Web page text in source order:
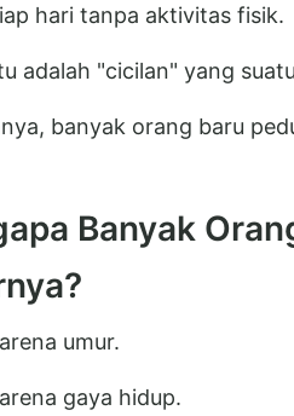
hari tanpa aktivitas fisik.
adalah "cicilan" yang
banyak orang baru
Banyak
umur.
gaya hidup.